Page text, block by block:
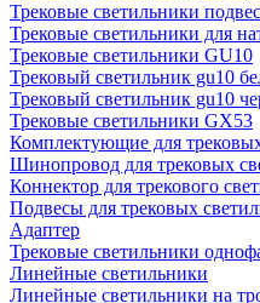
Трековые светильники
Трековые светильники для
Трековые светильники GU10
Трековый светильник gu10
Трековый светильник gu10
Трековые светильники GX53
Комплектующие для
Шинопровод для трековых
Коннектор для трекового
Подвесы для трековых
Адаптер
Трековые светильники
Линейные светильники
Линейные светильники на